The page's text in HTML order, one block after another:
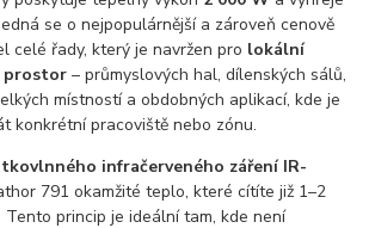
se o nejpopulárnější a zároveň cenově
celé řady, který je navržen pro lokální
prostor – průmyslových hal, dílenských sálů,
místností a obdobných aplikací, kde je
konkrétní pracoviště nebo zónu.
infračerveného záření IR-
791 okamžité teplo, které cítíte již 1–2
Tento princip je ideální tam, kde není